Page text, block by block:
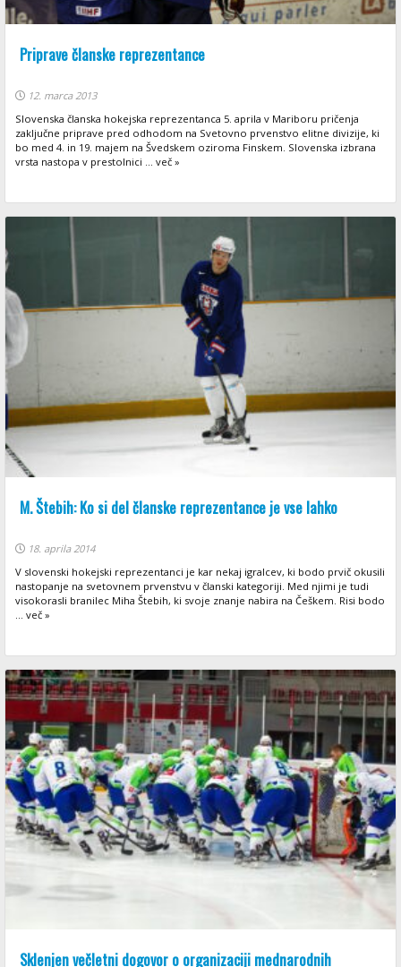
Priprave članske reprezentance
12. marca 2013
Slovenska članska hokejska reprezentanca 5. aprila v Mariboru pričenja
zaključne priprave pred odhodom na Svetovno prvenstvo elitne divizije, ki
bo med 4. in 19. majem na Švedskem oziroma Finskem. Slovenska izbrana
vrsta nastopa v prestolnici ... več »
M. Štebih: Ko si del članske reprezentance je vse lahko
18. aprila 2014
V slovenski hokejski reprezentanci je kar nekaj igralcev, ki bodo prvič okusili
nastopanje na svetovnem prvenstvu v članski kategoriji. Med njimi je tudi
visokorasli branilec Miha Štebih, ki svoje znanje nabira na Češkem. Risi bodo
... več »
Sklenjen večletni dogovor o organizaciji mednarodnih